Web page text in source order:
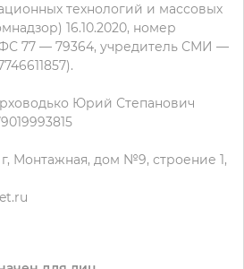
технологий и массовых
16.10.2020, номер
77 — 79364, учредитель СМИ —
Юрий Степанович
Монтажная, дом №9, строение 1,